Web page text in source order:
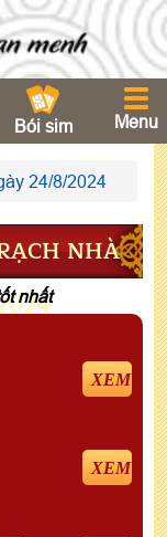
Bói sim Menu
24/8/2024
NHÀ
nhất
XEM
XEM